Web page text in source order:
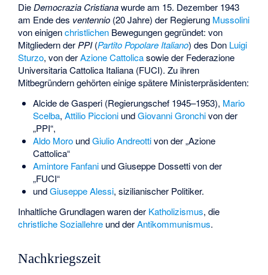
DieDemocrazia Cristianawurde am 15. Dezember 1943
am Ende des ventennio (20 Jahre) der Regierung Mussolini
von einigenchristlichen Bewegungen gegründet: von
Mitgliedern derPPI(Partito Popolare Italiano) des Don Luigi
Sturzo, von derAzione Cattolicasowie der Federazione
Universitaria Cattolica Italiana (FUCI). Zu ihren
Mitbegründern gehörten einige spätere Ministerpräsidenten:
Alcide de Gasperi(Regierungschef 1945–1953), Mario
Scelba, Attilio PiccioniundGiovanni Gronchivon der
„PPI“,
Aldo MoroundGiulio Andreottivon der „Azione
Cattolica“
Amintore FanfaniundGiuseppe Dossettivon der
„FUCI“
undGiuseppe Alessi, sizilianischer Politiker.
Inhaltliche Grundlagen waren der Katholizismus, die
christliche Soziallehre und derAntikommunismus.
Nachkriegszeit